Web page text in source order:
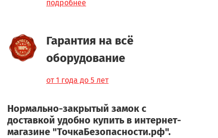
подробнее
Гарантия на всё
оборудование
от 1 года до 5 лет
Нормально-закрытый замок с
доставкой удобно купить в интернет-
магазине "ТочкаБезопасности.рф".